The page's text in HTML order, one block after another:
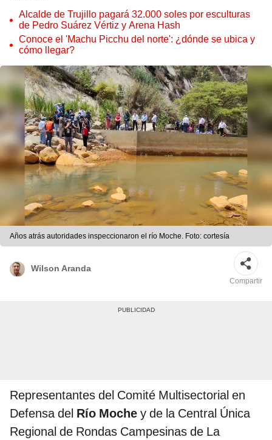
Alcalde de Trujillo pagará 32.000 soles por esculturas
de Pedro Suárez Vértiz y Arena Hash
Conoce el 'Machu Picchu del norte': ¿dónde se ubica y
cómo llegar?
Años atrás autoridades inspeccionaron el río Moche. Foto: cortesía
Wilson Aranda
Compartir
Representantes del Comité Multisectorial en
Defensa del Río Moche y de la Central Única
Regional de Rondas Campesinas de La